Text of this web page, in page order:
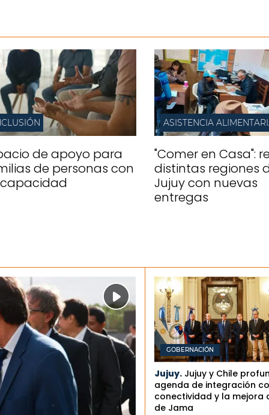
de apoyo para
de personas con
ASISTENCIA
"Comer en Casa":
distintas regiones
Jujuy con nuevas
entregas
GOBERNACIÓN
Jujuy. Jujuy y Chile
agenda de integración
conectividad y la mejora
de Jama